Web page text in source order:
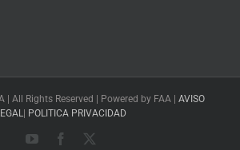
| All Rights Reserved | Powered by FAA | AVISO
| POLITICA PRIVACIDAD
YouTubeFacebook